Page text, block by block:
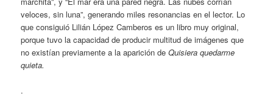
veloces, sin luna”, generando miles resonancias en el lector. Lo
que consiguió Lilián López Camberos es un libro muy original,
porque tuvo la capacidad de producir multitud de imágenes que
no existían previamente a la aparición deQuisiera quedarme
quieta.
.